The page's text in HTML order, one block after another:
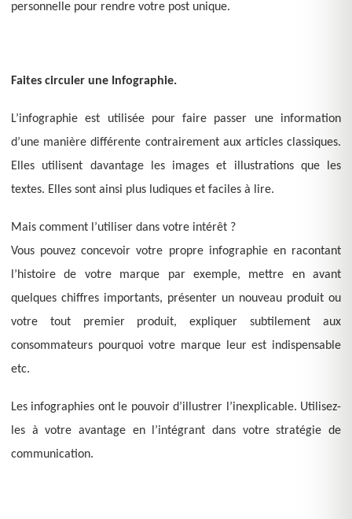
personnelle pour rendre votre post unique.
Faites circuler une Infographie.
L’infographie est utilisée pour faire passer une information
d’une manière différente contrairement aux articles classiques.
Elles utilisent davantage les images et illustrations que les
textes. Elles sont ainsi plus ludiques et faciles à lire.
Mais comment l’utiliser dans votre intérêt ?
Vous pouvez concevoir votre propre infographie en racontant
l’histoire de votre marque par exemple, mettre en avant
quelques chiffres importants, présenter un nouveau produit ou
votre tout premier produit, expliquer subtilement aux
consommateurs pourquoi votre marque leur est indispensable
etc.
Les infographies ont le pouvoir d’illustrer l’inexplicable. Utilisez-
les à votre avantage en l’intégrant dans votre stratégie de
communication.